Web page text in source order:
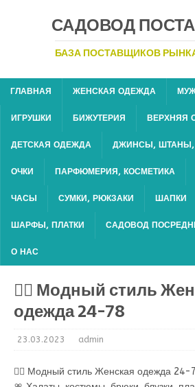
САДОВОД
БАЗА ПОСТАВЩИКОВ
ГЛАВНАЯ ЖЕНСКАЯ ОДЕЖДА
ИГРУШКИ БИЖУТЕРИЯ ВЕРХНЯЯ
ДЕТСКАЯ ОДЕЖДА ДЖИНСЫ, ШТАНЫ,
ОЧКИ ПАРФЮМЕРИЯ, КОСМЕТИКА
ЧАСЫ СУМКИ, РЮКЗАКИ ШАПКИ
ШАРФЫ, ПЛАТКИ САДОВОД
О НАС
💁‍♂ Модный стиль
одежда 24-78
23.03.2023 admin
💁‍♂ Модный стиль Женская одежда 24-